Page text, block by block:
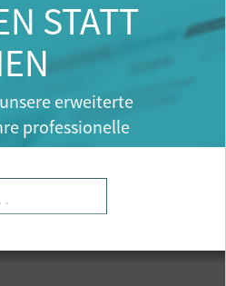
STATT
erweiterte
professionelle